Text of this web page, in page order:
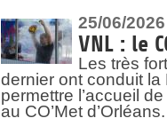
25/06/2026
VNL : le
Les très
dernier ont conduit
permettre l’accueil
au CO’Met d’Orléans.